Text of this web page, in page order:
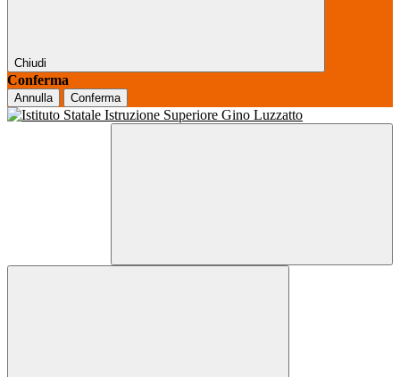
Chiudi
Conferma
Annulla Conferma